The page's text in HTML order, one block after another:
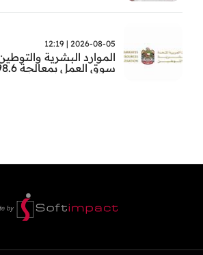
2026-08-05 | 12:19
الموارد البشرية